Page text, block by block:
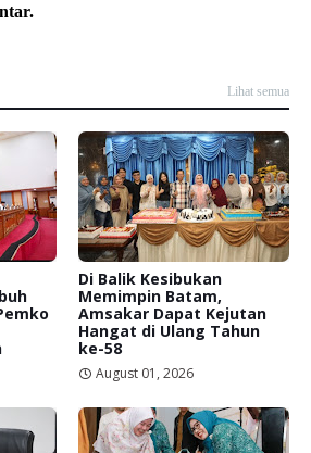
Lihat semua
Di Balik Kesibukan
Memimpin Batam,
Amsakar Dapat Kejutan
Hangat di Ulang Tahun
ke-58
August 01, 2026